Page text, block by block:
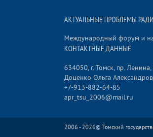
АКТУАЛЬНЫЕ ПРОБЛЕМЫ
Международный форум и
КОНТАКТНЫЕ ДАННЫЕ
634050, г. Томск, пр.
Доценко Ольга
+7-913-882-64-85
apr_tsu_2006@mail.ru
2006 - 2026© Томский